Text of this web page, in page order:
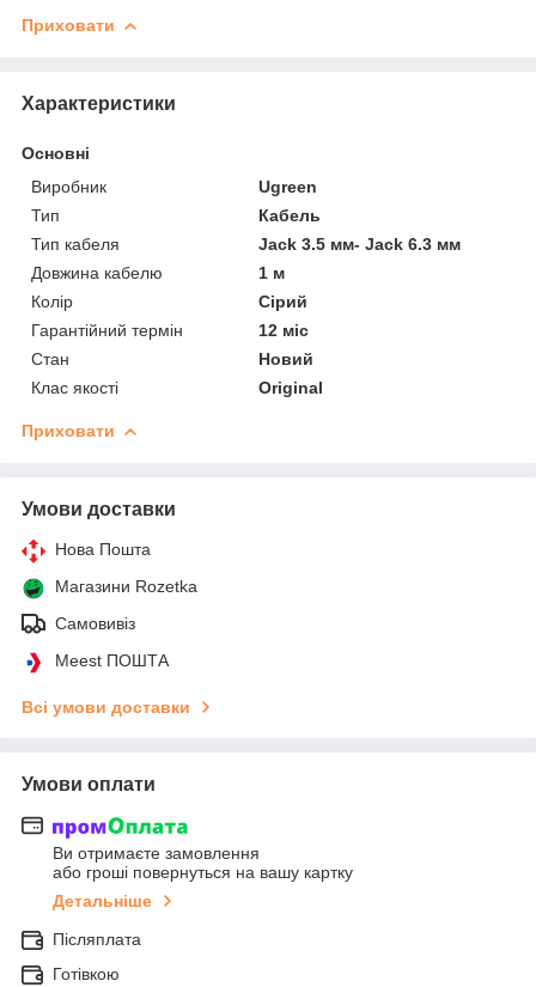
Приховати
Характеристики
Основні
Виробник
Ugreen
Тип
Кабель
Тип кабеля
Jack 3.5 мм- Jack 6.3 мм
Довжина кабелю
1 м
Колір
Сірий
Гарантійний термін
12 міс
Стан
Новий
Клас якості
Original
Приховати
Умови доставки
Нова Пошта
Магазини Rozetka
Самовивіз
Meest ПОШТА
Всі умови доставки
Умови оплати
Ви отримаєте замовлення
або гроші повернуться на вашу картку
Детальніше
Післяплата
Готівкою